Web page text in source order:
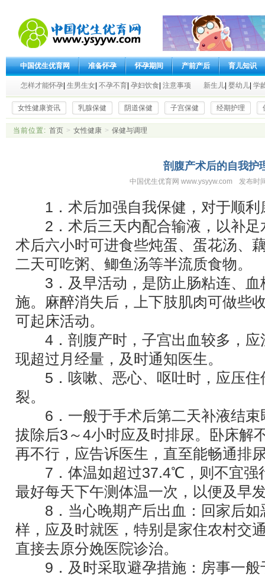
中国优生优育网 准备怀孕 怀孕期间 产前产后 育儿知识
怎样才能怀孕 生男生女 不孕不育 孕妇饮食 注意事项 新生儿 婴幼儿 学
女性健康资讯 乳腺保健 阴道保健 子宫保健 经期护理
当前位置: 首页 > 女性健康 > 保健与调理
剖腹产术后的自我护
中国优生优育网 www.ysyyw.com 发布时
1．术后加强自我保健，对于顺利
2．术后三天内配合输液，以补足
术后六小时可进食些炖蛋、蛋花汤、
二天可吃粥、鲫鱼汤等半流质食物。
3．及早活动，是防止肠粘连、血
施。麻醉消失后，上下肢肌肉可做些
可起床活动。
4．剖腹产时，子宫出血较多，应
现超过月经量，及时通知医生。
5．咳嗽、恶心、呕吐时，应压住
裂。
6．一般于手术后第二天补液结束
拔除后3～4小时应及时排尿。卧床
再不行，应告诉医生，直至能畅通排
7．体温如超过37.4℃，则不宜强
最好每天下午测体温一次，以便及早
8．当心晚期产后出血：回家后如
样，应及时就医，特别是家住农村交
直接去原分娩医院诊治。
9．及时采取避孕措施：房事一般